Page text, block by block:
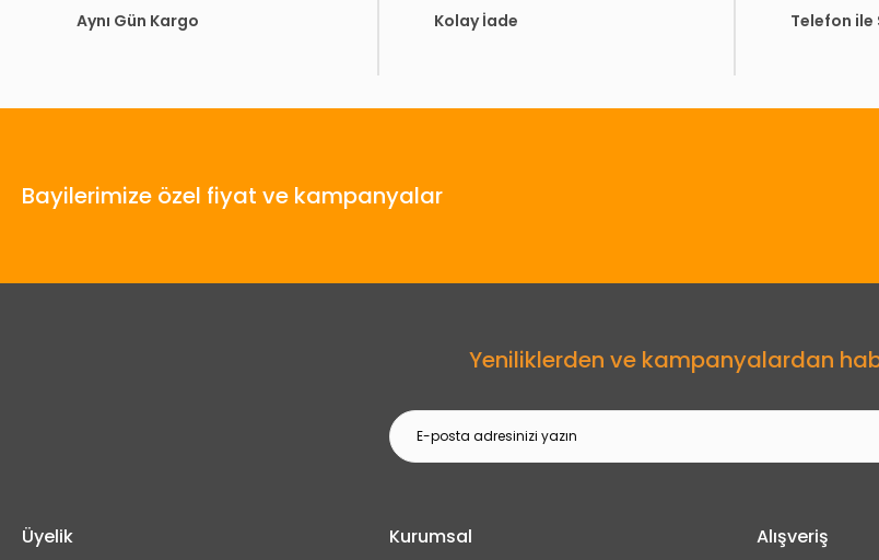
Gönder
Aynı Gün Kargo Kolay İade Telefon ile
Bayilerimize özel fiyat ve kampanyalar
Yeniliklerden ve kampanyalardan
Üyelik Kurumsal Alışveriş